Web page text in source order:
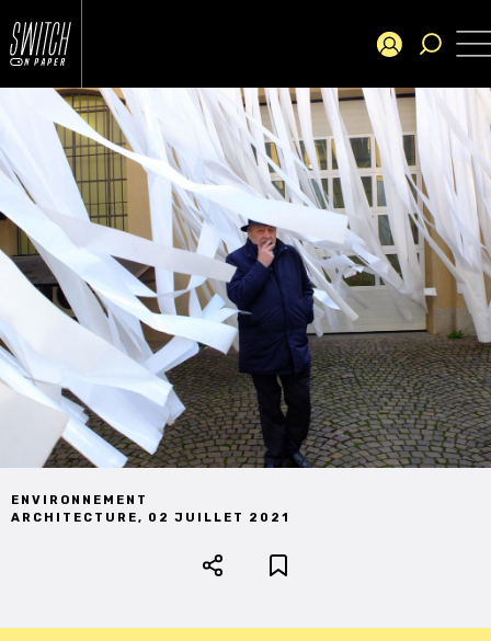
ENVIRONNEMENT
ARCHITECTURE, 02 JUILLET 2021